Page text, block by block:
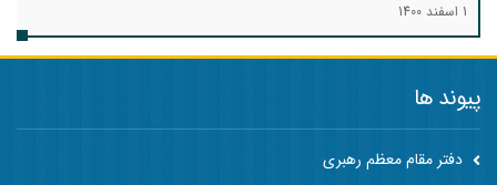
1 اسفند 1400
پیوند ها
دفتر مقام معظم رهبری